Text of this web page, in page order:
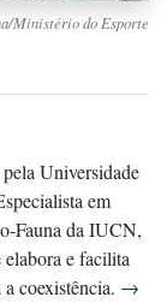
Ministério do Esporte
Universidade
em
Fauna da IUCN,
e facilita
coexistência. →